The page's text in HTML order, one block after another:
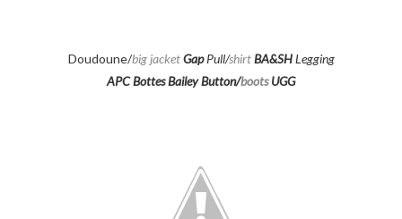
Doudoune/big jacket GapPull/shirt BA&SHLegging
APCBottesBailey Button/boots UGG